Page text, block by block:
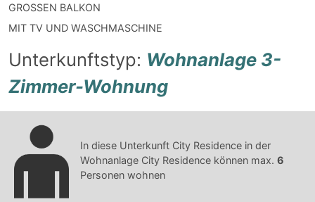
GROSSEN BALKON
MIT TV UND WASCHMASCHINE
Unterkunftstyp: Wohnanlage 3-
Zimmer-Wohnung
In diese Unterkunft City Residence in der
Wohnanlage City Residence können max. 6
Personen wohnen